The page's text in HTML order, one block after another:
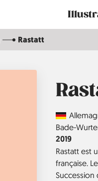
Main
Rastatt
Country
Région
Bade-
Année
2019
Rastatt est
française.
Succession